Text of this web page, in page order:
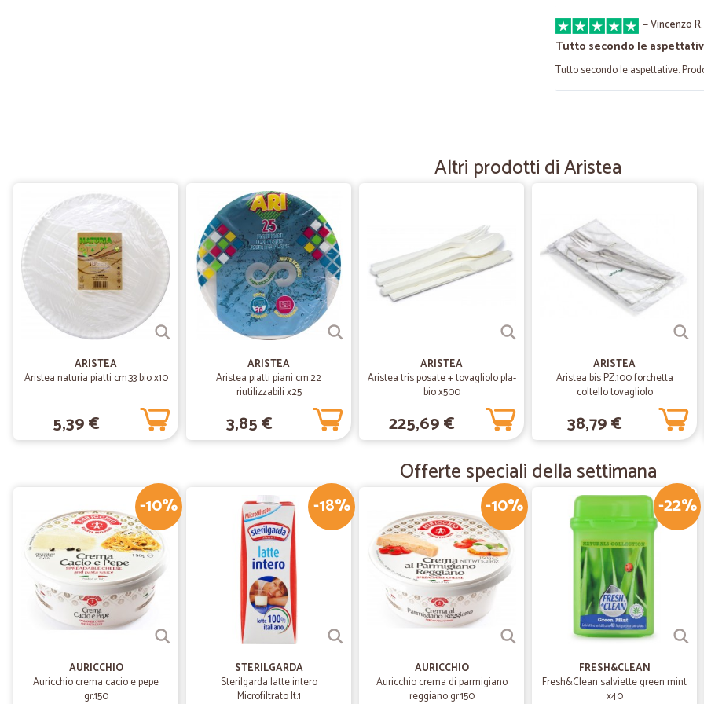
—Vincenzo R.
Tutto secondo le
Tutto secondo le aspettative.
Prodotti eccellenti prezzi buoni
era perfetto. Arrivato tutto
Esperienza positiva
Per il prodotto acquistato, ottimo
che mi hanno fatto piacere.
Tutto perfetto! Grazie!
consegna velocissima (ho
già a casa mia). Qualità
—Elisa C.
Ordine ricevuto
Ordine ricevuto perfettamente
un'ottimo servizio e gli operatori
Covid. Complimenti !!
—
Servizio eccellente ma
Servizio eccellente ma prezzi un
Altri prodotti di Aristea
ARISTEA
Aristea naturia piatti cm.33 bio x10
5,39 €
ARISTEA
Aristea piatti piani cm.22
riutilizzabili x25
3,85 €
ARISTEA
Aristea tris posate + tovagliolo pla-
bio x500
225,69 €
ARISTEA
Aristea bis PZ.100 forchetta
coltello tovagliolo
38,79 €
Offerte speciali della settimana
-10%
AURICCHIO
Auricchio crema cacio e pepe
gr.150
-18%
STERILGARDA
Sterilgarda latte intero
Microfiltrato lt.1
-10%
AURICCHIO
Auricchio crema di parmigiano
reggiano gr.150
-22%
FRESH&CLEAN
Fresh&Clean salviette green mint
x40